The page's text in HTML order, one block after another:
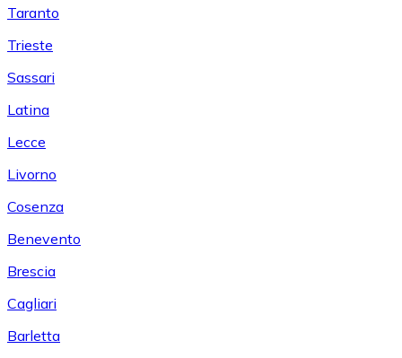
Taranto
Trieste
Sassari
Latina
Lecce
Livorno
Cosenza
Benevento
Brescia
Cagliari
Barletta